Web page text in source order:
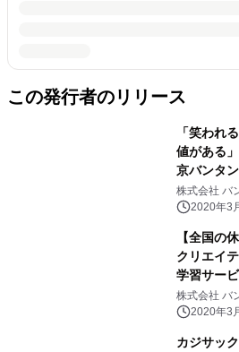
この発行者のリリース
「笑われ
値がある
京バンタ
株式会社 バ
2020年3
【全国の
クリエイ
学習サー
リップチ
アプリ「N
株式会社 バ
2020年3
カジサッ